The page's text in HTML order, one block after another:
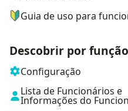
Guia de uso para
Descobrir por função
Configuração
Lista de Funcionários e
Informações do